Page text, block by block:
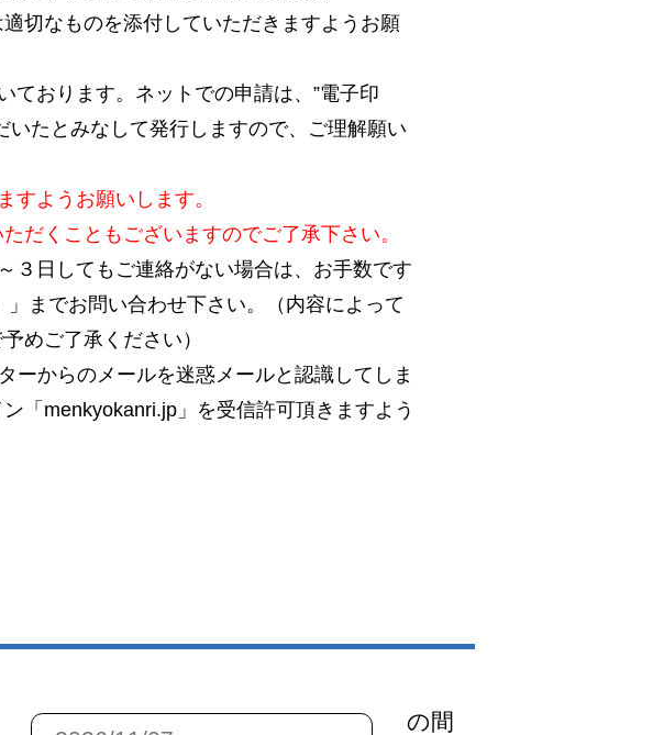
切なものを添付していただきますようお願
ております。ネットでの申請は、”電子印
たとみなして発行しますので、ご理解願い
ようお願いします。
だくこともございますのでご了承下さい。
３日してもご連絡がない場合は、お手数です
までお問い合わせ下さい。（内容によって
めご了承ください）
からのメールを迷惑メールと認識してしま
「menkyokanri.jp」を受信許可頂きますよう
の間